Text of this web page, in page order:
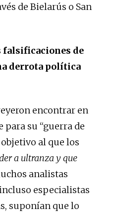
de Bielarús o San
falsificaciones de
derrota política
encontrar en
su “guerra de
objetivo al que los
a ultranza y que
analistas
especialistas
suponían que lo